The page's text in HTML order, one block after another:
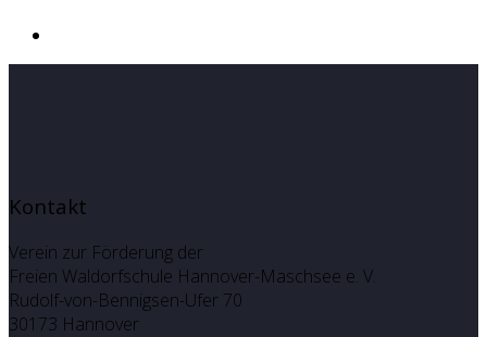
Kontakt
Verein zur Förderung der
Freien Waldorfschule Hannover-Maschsee e. V.
Rudolf-von-Bennigsen-Ufer 70
30173 Hannover